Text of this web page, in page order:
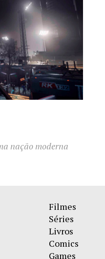
nação moderna
Filmes
Séries
Livros
Comics
Games